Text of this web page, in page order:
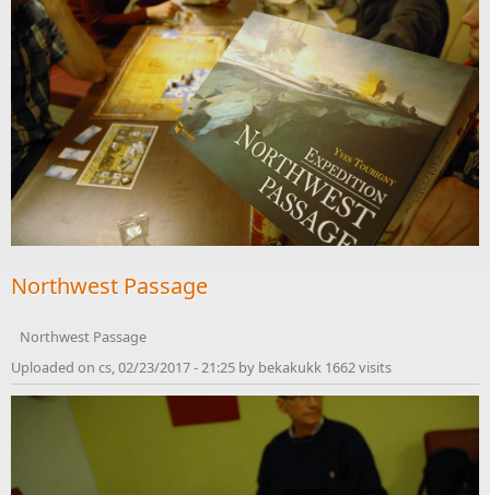
Northwest Passage
Northwest Passage
Uploaded on cs, 02/23/2017 - 21:25 by bekakukk 1662 visits